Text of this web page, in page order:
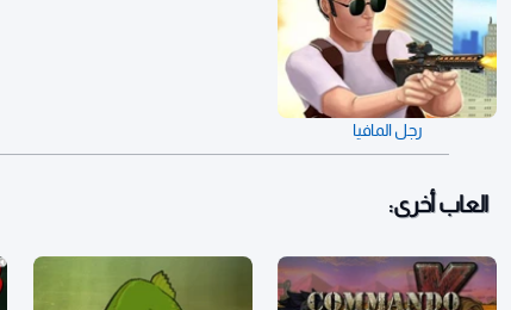
رجل المافيا
العاب أخرى: